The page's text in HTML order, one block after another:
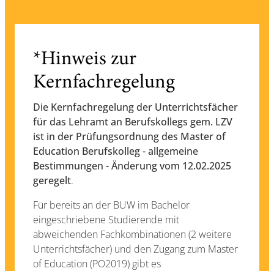
*Hinweis zur
Kernfachregelung
Die Kernfachregelung der Unterrichtsfächer
für das Lehramt an Berufskollegs gem. LZV
ist in der Prüfungsordnung des Master of
Education Berufskolleg - allgemeine
Bestimmungen - Änderung vom 12.02.2025
geregelt.
Für bereits an der BUW im Bachelor
eingeschriebene Studierende mit
abweichenden Fachkombinationen (2 weitere
Unterrichtsfächer) und den Zugang zum Master
of Education (PO2019) gibt es